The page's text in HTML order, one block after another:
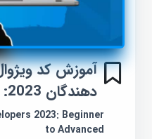
آموزش کد ویژوال
دهندگان 2023: مبتدی تا پیشرفته
2023: Beginner
to Advanced